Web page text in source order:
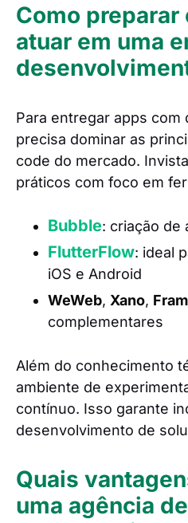
Como preparar
atuar em uma
Para entregar apps com
precisa dominar as
code do mercado.
práticos com foco em
Bubble: criação de
FlutterFlow: ideal
iOS e Android
WeWeb, Xano,
complementares
Além do conhecimento
ambiente de
contínuo. Isso garante
desenvolvimento de
Quais
uma agência de